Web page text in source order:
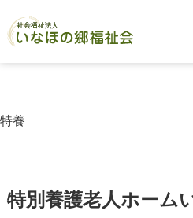
特養
特別養護老人ホーム